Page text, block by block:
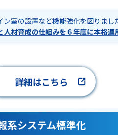
ン室の設置など機能強化を図りまし
人材育成の仕組みを６年度に本格運
詳細はこちら
系システム標準化